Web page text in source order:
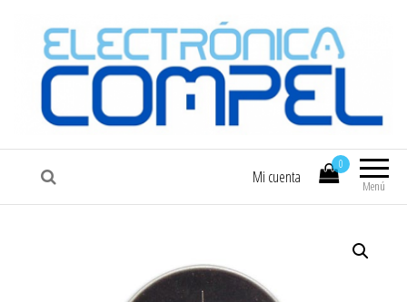
COMPEL Electrónica COMPEL
Menú
0
Mi cuenta